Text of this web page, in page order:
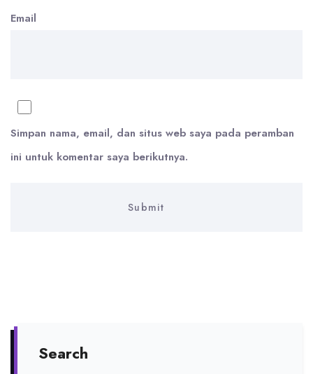
Email
Simpan nama, email, dan situs web saya pada peramban
ini untuk komentar saya berikutnya.
Search